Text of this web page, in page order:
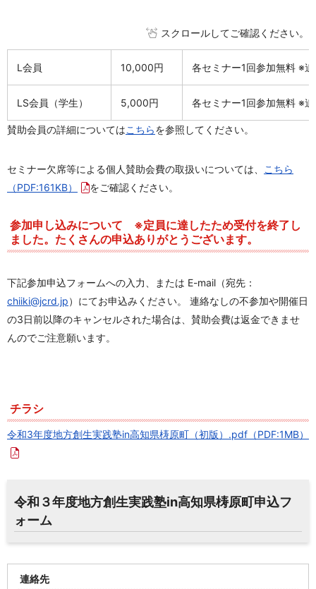
スクロールしてご確認ください。
L会員 10,000円 各セミナー1回参加無料 ※
LS会員（学生） 5,000円 各セミナー1回参加無料 ※
賛助会員の詳細についてはこちらを参照してください。
セミナー欠席等による個人賛助会費の取扱いについては、
こちら
（PDF:161KB）
をご確認ください。
参加申し込みについて ※定員に達したため受付を終了し
ました。たくさんの申込ありがとうございます。
下記参加申込フォームへの入力、
または E-mail（宛先：
chiiki@jcrd.jp） にてお申込みください。 連絡なしの不参加や開催日
の3日前以降のキャンセルされた場合は、賛助会費は返金できませ
んのでご注意願います。
チラシ
令和3年度地方創生実践塾in高知県梼原町（初版）.pdf （PDF:1MB）
令和３年度地方創生実践塾in高知県梼原町申込フ
ォーム
連絡先